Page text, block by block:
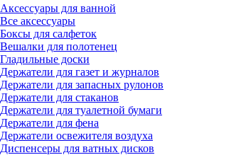
Аксессуары для ванной
Все аксессуары
Боксы для салфеток
Вешалки для полотенец
Гладильные доски
Держатели для газет и журналов
Держатели для запасных рулонов
Держатели для стаканов
Держатели для туалетной бумаги
Держатели для фена
Держатели освежителя воздуха
Диспенсеры для ватных дисков